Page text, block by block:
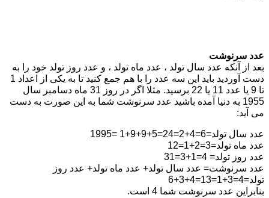
عدد سرنوشت
بعد از آنکه عدد سال تولد ، عدد ماه تولد ، و عدد روز تولد خود را به
دست آوردید باید این سه عدد را با هم جمع کنید تا به یکی از اعداد 1
تا 9 یا عدد 11 یا 22 برسید. مثلا اگر در روز 31 ماه دسامبر سال
1955 به دنیا آمده باشید عدد سرنوشت شما به این صورت به دست
می آید:
عدد سال تولد=6=4+2=24=5+9+9+1 =1995
عدد ماه تولد=3=2+1=12
عدد روز تولد= 4=1+3=31
عدد سرنوشت= عدد سال تولد+ عدد ماه تولد+ عدد روز
تولد=4=3+1=13=4+3+6
بنابراین عدد سرنوشت شما 4 است.